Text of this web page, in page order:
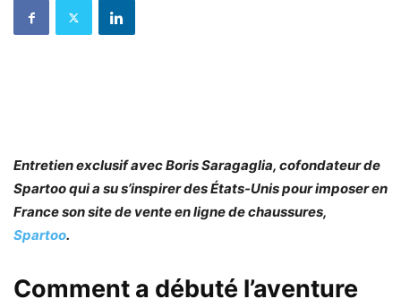
Entretien exclusif avec Boris Saragaglia, cofondateur de
Spartoo qui a su s’inspirer des États-Unis pour imposer en
France son site de vente en ligne de chaussures,
Spartoo.
Comment a débuté l’aventure